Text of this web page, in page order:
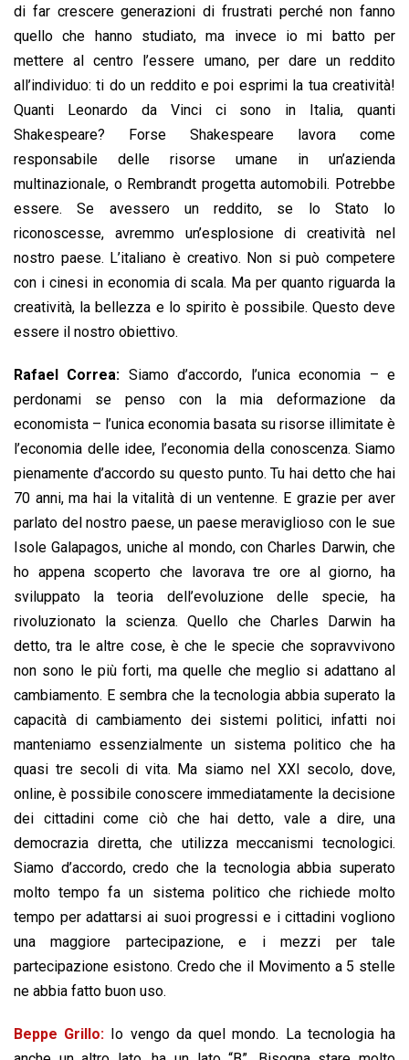
di far crescere generazioni di frustrati perché non fanno
quello che hanno studiato, ma invece io mi batto per
mettere al centro l’essere umano, per dare un reddito
all’individuo: ti do un reddito e poi esprimi la tua creatività!
Quanti Leonardo da Vinci ci sono in Italia, quanti
Shakespeare? Forse Shakespeare lavora come
responsabile delle risorse umane in un’azienda
multinazionale, o Rembrandt progetta automobili. Potrebbe
essere. Se avessero un reddito, se lo Stato lo
riconoscesse, avremmo un’esplosione di creatività nel
nostro paese. L’italiano è creativo. Non si può competere
con i cinesi in economia di scala. Ma per quanto riguarda la
creatività, la bellezza e lo spirito è possibile. Questo deve
essere il nostro obiettivo.
Rafael Correa: Siamo d’accordo, l’unica economia – e
perdonami se penso con la mia deformazione da
economista – l’unica economia basata su risorse illimitate è
l’economia delle idee, l’economia della conoscenza. Siamo
pienamente d’accordo su questo punto. Tu hai detto che hai
70 anni, ma hai la vitalità di un ventenne. E grazie per aver
parlato del nostro paese, un paese meraviglioso con le sue
Isole Galapagos, uniche al mondo, con Charles Darwin, che
ho appena scoperto che lavorava tre ore al giorno, ha
sviluppato la teoria dell’evoluzione delle specie, ha
rivoluzionato la scienza. Quello che Charles Darwin ha
detto, tra le altre cose, è che le specie che sopravvivono
non sono le più forti, ma quelle che meglio si adattano al
cambiamento. E sembra che la tecnologia abbia superato la
capacità di cambiamento dei sistemi politici, infatti noi
manteniamo essenzialmente un sistema politico che ha
quasi tre secoli di vita. Ma siamo nel XXI secolo, dove,
online, è possibile conoscere immediatamente la decisione
dei cittadini come ciò che hai detto, vale a dire, una
democrazia diretta, che utilizza meccanismi tecnologici.
Siamo d’accordo, credo che la tecnologia abbia superato
molto tempo fa un sistema politico che richiede molto
tempo per adattarsi ai suoi progressi e i cittadini vogliono
una maggiore partecipazione, e i mezzi per tale
partecipazione esistono. Credo che il Movimento a 5 stelle
ne abbia fatto buon uso.
Beppe Grillo:
Io vengo da quel mondo. La tecnologia ha